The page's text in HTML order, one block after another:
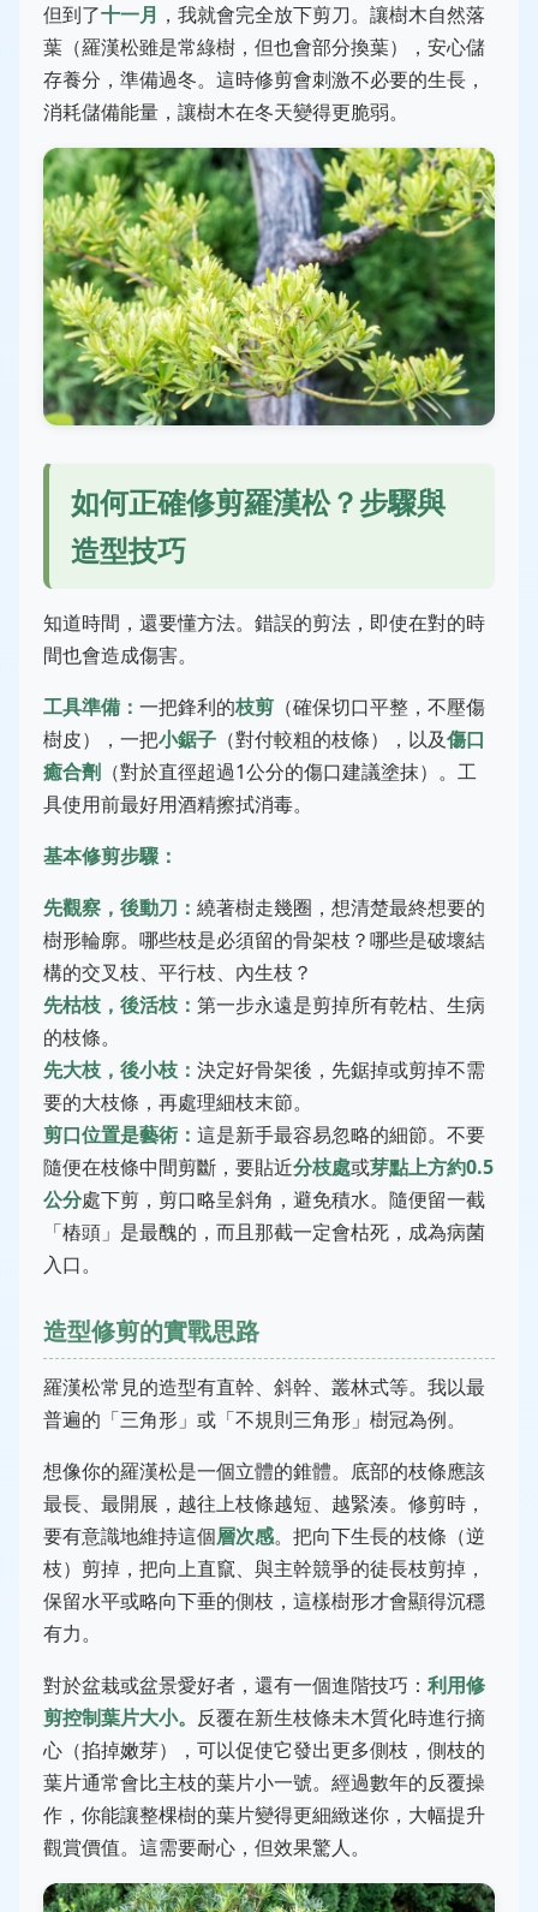
但到了十一月 ，我就會完全放下剪刀。讓樹木自然落
葉（羅漢松雖是常綠樹，但也會部分換葉），安心儲
存養分，準備過冬。這時修剪會刺激不必要的生長，
消耗儲備能量，讓樹木在冬天變得更脆弱。
如何正確修剪羅漢松？步驟與
造型技巧
知道時間，還要懂方法。錯誤的剪法，即使在對的時
間也會造成傷害。
工具準備： 一把鋒利的枝剪 （確保切口平整，不壓傷
樹皮），一把小鋸子 （對付較粗的枝條），以及傷口
癒合劑 （對於直徑超過1公分的傷口建議塗抹）。工
具使用前最好用酒精擦拭消毒。
基本修剪步驟：
先觀察，後動刀： 繞著樹走幾圈，想清楚最終想要的
樹形輪廓。哪些枝是必須留的骨架枝？哪些是破壞結
構的交叉枝、平行枝、內生枝？
先枯枝，後活枝： 第一步永遠是剪掉所有乾枯、生病
的枝條。
先大枝，後小枝： 決定好骨架後，先鋸掉或剪掉不需
要的大枝條，再處理細枝末節。
剪口位置是藝術： 這是新手最容易忽略的細節。不要
隨便在枝條中間剪斷，要貼近分枝處或芽點上方約0.5
公分處下剪，剪口略呈斜角，避免積水。隨便留一截
「樁頭」是最醜的，而且那截一定會枯死，成為病菌
入口。
造型修剪的實戰思路
羅漢松常見的造型有直幹、斜幹、叢林式等。我以最
普遍的「三角形」或「不規則三角形」樹冠為例。
想像你的羅漢松是一個立體的錐體。底部的枝條應該
最長、最開展，越往上枝條越短、越緊湊。修剪時，
要有意識地維持這個層次感。把向下生長的枝條（逆
枝）剪掉，把向上直竄、與主幹競爭的徒長枝剪掉，
保留水平或略向下垂的側枝，這樣樹形才會顯得沉穩
有力。
對於盆栽或盆景愛好者，還有一個進階技巧： 利用修
剪控制葉片大小。 反覆在新生枝條未木質化時進行摘
心（掐掉嫩芽），可以促使它發出更多側枝，側枝的
葉片通常會比主枝的葉片小一號。經過數年的反覆操
作，你能讓整棵樹的葉片變得更細緻迷你，大幅提升
觀賞價值。這需要耐心，但效果驚人。